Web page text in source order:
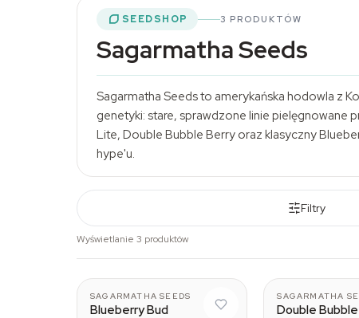
SEEDSHOP 3 PRODUKTÓW
Sagarmatha Seeds
Sagarmatha Seeds to amerykańska hodowla z
genetyki: stare, sprawdzone linie pielęgnowane
Lite, Double Bubble Berry oraz klasyczny
hype'u.
Filtry
Wyświetlanie 3 produktów
SAGARMATHA SEEDS
Blueberry Bud
SAGARMATHA
Double